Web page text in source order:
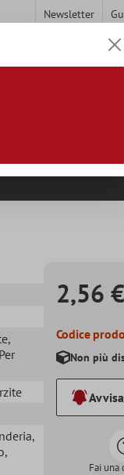
Newsletter
,
,
,
2,56
Codice
Non più
Fai una